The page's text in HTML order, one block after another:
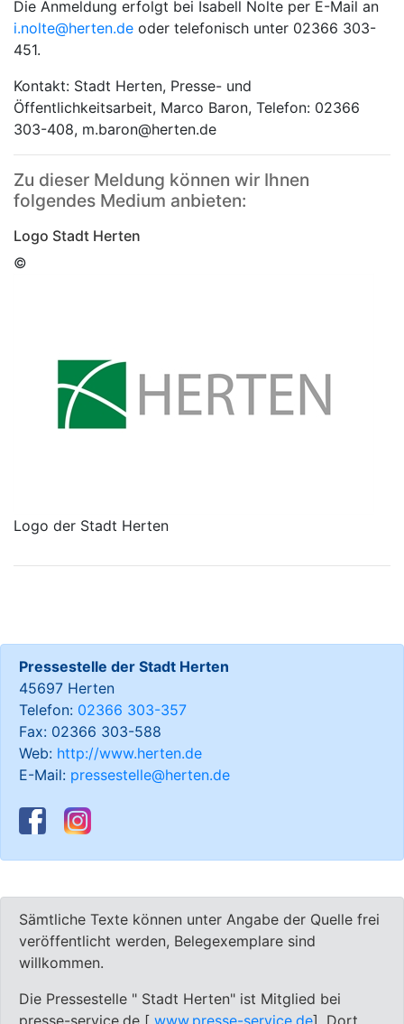
Die Anmeldung erfolgt bei Isabell Nolte per E-Mail an
i.nolte@herten.de oder telefonisch unter 02366 303-
451.
Kontakt: Stadt Herten, Presse- und
Öffentlichkeitsarbeit, Marco Baron, Telefon: 02366
303-408, m.baron@herten.de
Zu dieser Meldung können wir Ihnen
folgendes Medium anbieten:
Logo Stadt Herten
©
Logo der Stadt Herten
Pressestelle der Stadt Herten
45697 Herten
Telefon: 02366 303-357
Fax: 02366 303-588
Web: http://www.herten.de
E-Mail: pressestelle@herten.de
Sämtliche Texte können unter Angabe der Quelle frei
veröffentlicht werden, Belegexemplare sind
willkommen.
Die Pressestelle " Stadt Herten" ist Mitglied bei
presse-service.de [ www.presse-service.de]. Dort